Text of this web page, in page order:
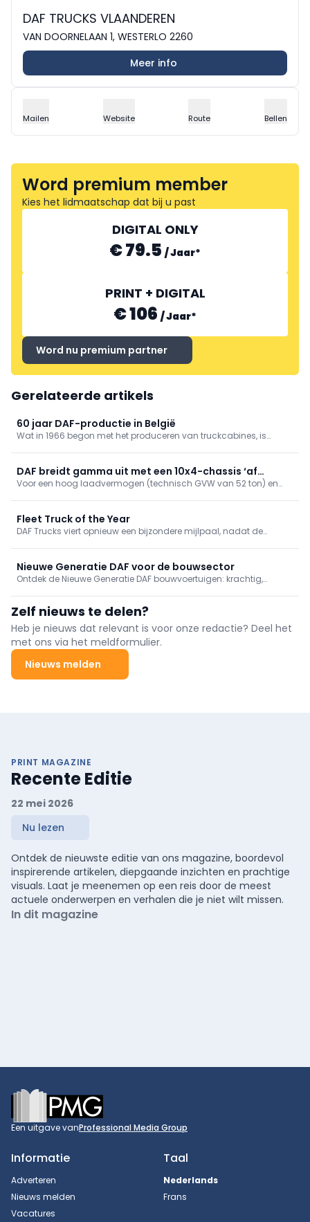
DAF TRUCKS VLAANDEREN
VAN DOORNELAAN 1, WESTERLO 2260
Meer info
Mailen Website Route Bellen
Word premium member
Kies het lidmaatschap dat bij u past
DIGITAL ONLY
€ 79.5 /Jaar*
PRINT + DIGITAL
€ 106 /Jaar*
Word nu premium partner
Gerelateerde artikels
60 jaar DAF-productie in België
Wat in 1966 begon met het produceren van truckcabines, is
productienetwerk van DAF Trucks.
DAF breidt gamma uit met een 10x4-chassis ‘af
fabriek’
Voor een hoog laadvermogen (technisch GVW van 52 ton) en
en een hefbare, gestuurde naloopas.
Fleet Truck of the Year
DAF Trucks viert opnieuw een bijzondere mijlpaal, nadat de
Nieuwe Generatie DAF voor de bouwsector
Ontdek de Nieuwe Generatie DAF bouwvoertuigen: krachtig,
prestaties, minimale compromissen. Ready to Go?
Zelf nieuws te delen?
Heb je nieuws dat relevant is voor onze redactie? Deel het
met ons via het meldformulier.
Nieuws melden
PRINT MAGAZINE
Recente Editie
22 mei 2026
Nu lezen
Ontdek de nieuwste editie van ons magazine, boordevol
inspirerende artikelen, diepgaande inzichten en prachtige
visuals. Laat je meenemen op een reis door de meest
actuele onderwerpen en verhalen die je niet wilt missen.
In dit magazine
Footer
Een uitgave vanProfessional Media Group
Informatie
Adverteren
Nieuws melden
Vacatures
Taal
Nederlands
Frans